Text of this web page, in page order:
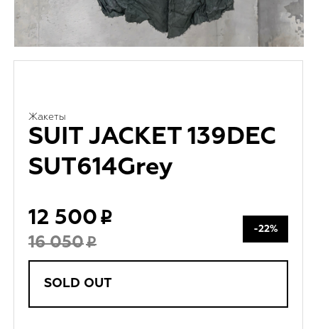
Жакеты
SUIT JACKET 139DEC
SUT614Grey
12 500
16 050
-22%
SOLD OUT